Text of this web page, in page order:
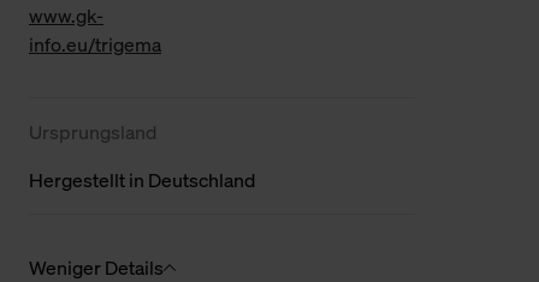
www.gk-
info.eu/trigema
Ursprungsland
Hergestellt in Deutschland
Weniger Details